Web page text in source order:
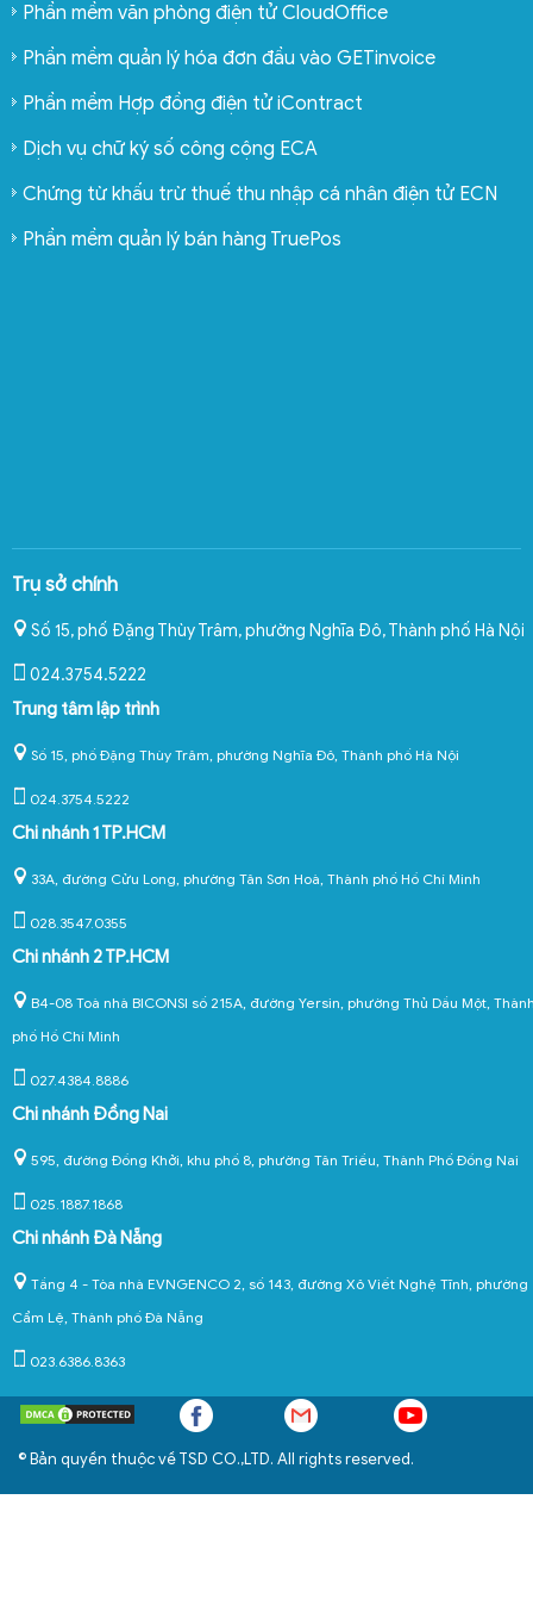
Phần mềm văn phòng điện tử CloudOffice
Phần mềm quản lý hóa đơn đầu vào GETinvoice
Phần mềm Hợp đồng điện tử iContract
Dịch vụ chữ ký số công cộng ECA
Chứng từ khấu trừ thuế thu nhập cá nhân điện tử ECN
Phần mềm quản lý bán hàng TruePos
Trụ sở chính
Số 15, phố Đặng Thùy Trâm, phường Nghĩa Đô,Thành phố Hà Nội
024.3754.5222
Trung tâm lập trình
Số 15, phố Đặng Thùy Trâm, phường Nghĩa Đô, Thành phố Hà Nội
024.3754.5222
Chi nhánh 1 TP.HCM
33A, đường Cửu Long, phường Tân Sơn Hoà, Thành phố Hồ Chí Minh
028.3547.0355
Chi nhánh 2 TP.HCM
B4-08 Toà nhà BICONSI số 215A, đường Yersin, phường Thủ Dầu Một,
phố Hồ Chí Minh
027.4384.8886
Chi nhánh Đồng Nai
595, đường Đồng Khởi, khu phố 8, phường Tân Triều, Thành Phố Đồng Nai
025.1887.1868
Chi nhánh Đà Nẵng
Tầng 4 - Tòa nhà EVNGENCO 2, số 143, đường Xô Viết Nghệ Tĩnh, phường
Cẩm Lệ, Thành phố Đà Nẵng
023.6386.8363
© Bản quyền thuộc về TSD CO.,LTD. All rights reserved.